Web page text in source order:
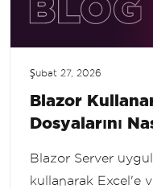
Şubat 27, 2026
Blazor
Dosyalarını
Blazor Server
kullanarak Excel'e